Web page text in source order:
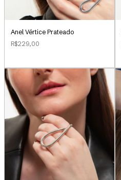
Anel Vértice Prateado
R$229,00